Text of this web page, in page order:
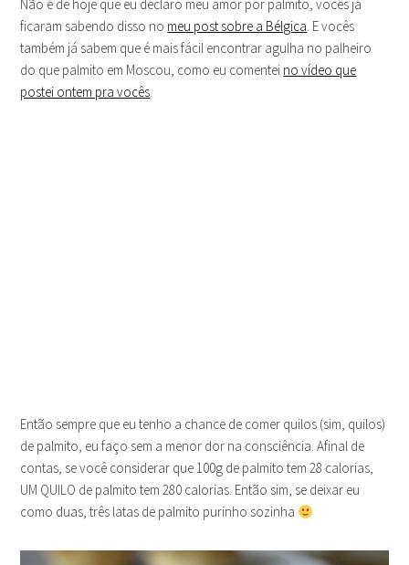
Não é de hoje que eu declaro meu amor por palmito, vocês já
ficaram sabendo disso no meu post sobre a Bélgica. E vocês
também já sabem que é mais fácil encontrar agulha no palheiro
do que palmito em Moscou, como eu comentei no vídeo que
postei ontem pra vocês.
Então sempre que eu tenho a chance de comer quilos (sim, quilos)
de palmito, eu faço sem a menor dor na consciência. Afinal de
contas, se você considerar que 100g de palmito tem 28 calorias,
UM QUILO de palmito tem 280 calorias. Então sim, se deixar eu
como duas, três latas de palmito purinho sozinha